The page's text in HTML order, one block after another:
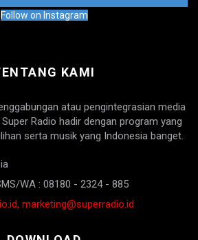
Follow on Instagram
KAMI
atau pengintegrasian media
Radio hadir dengan program yang
serta musik yang Indonesia banget.
WA : 08180 - 2324 - 885
marketing@superradio.id